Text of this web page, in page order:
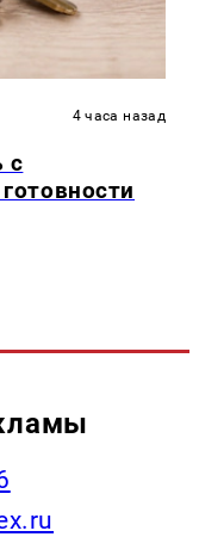
4 часа назад
с